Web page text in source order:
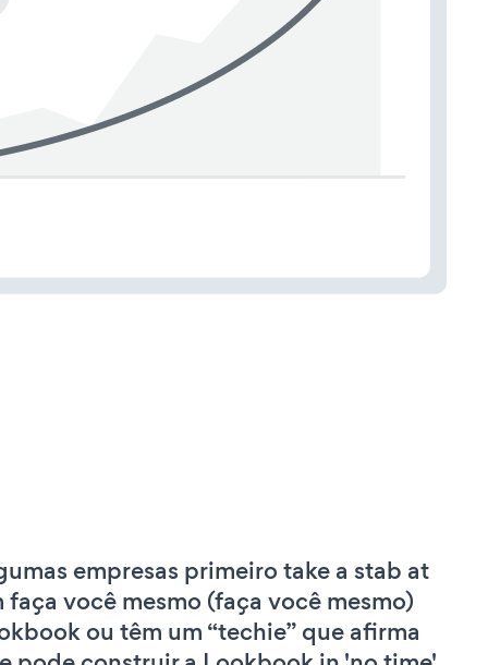
empresas primeiro take a stab at
faça você mesmo (faça você mesmo)
ou têm um “techie” que afirma